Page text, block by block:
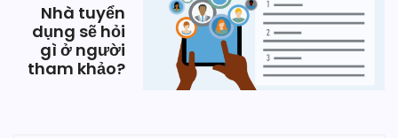
Nhà tuyển
dụng sẽ hỏi
gì ở người
tham khảo?